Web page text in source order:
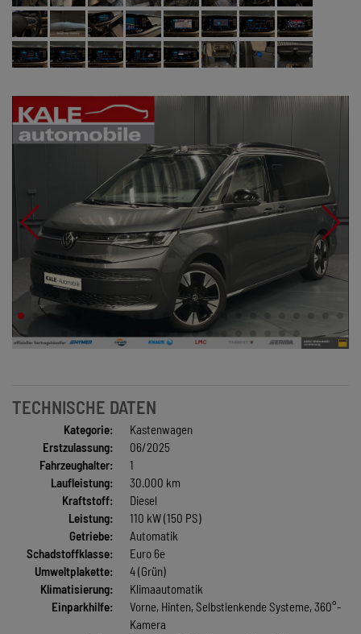
TECHNISCHE DATEN
Kategorie:
Kastenwagen
Erstzulassung:
06/2025
Fahrzeughalter:
1
Laufleistung:
30.000 km
Kraftstoff:
Diesel
Leistung:
110 kW (150 PS)
Getriebe:
Automatik
Schadstoffklasse:
Euro 6e
Umweltplakette:
4 (Grün)
Klimatisierung:
Klimaautomatik
Einparkhilfe:
Vorne, Hinten, Selbstlenkende Systeme, 360°-
Kamera